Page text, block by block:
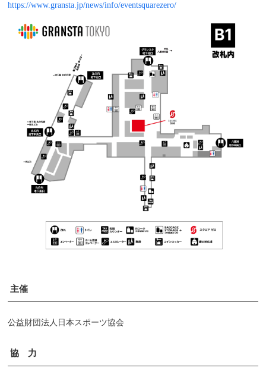
https://www.gransta.jp/news/info/eventsquarezero/
主催
公益財団法人日本スポーツ協会
協 力